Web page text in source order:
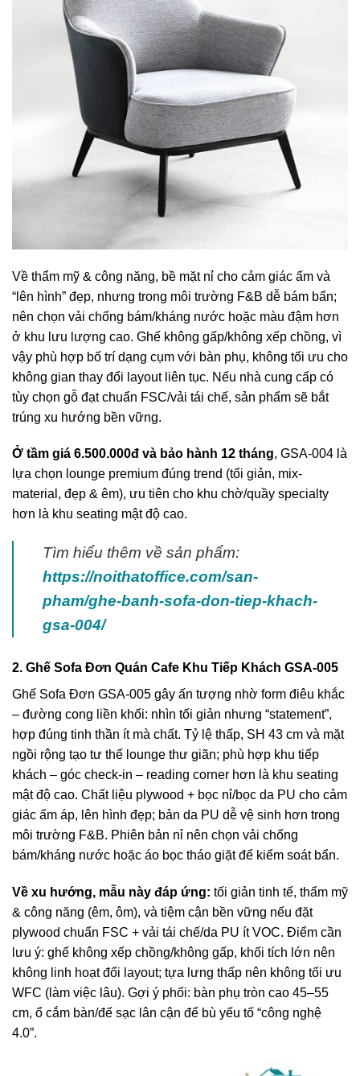
Về thẩm mỹ & công năng, bề mặt nỉ cho cảm giác ấm và
“lên hình” đẹp, nhưng trong môi trường F&B dễ bám bẩn;
nên chọn vải chống bám/kháng nước hoặc màu đậm hơn
ở khu lưu lượng cao. Ghế không gấp/không xếp chồng, vì
vậy phù hợp bố trí dạng cụm với bàn phụ, không tối ưu cho
không gian thay đổi layout liên tục. Nếu nhà cung cấp có
tùy chọn gỗ đạt chuẩn FSC/vải tái chế, sản phẩm sẽ bắt
trúng xu hướng bền vững.
Ở tầm giá 6.500.000đ và bảo hành 12 tháng, GSA-004 là
lựa chọn lounge premium đúng trend (tối giản, mix-
material, đẹp & êm), ưu tiên cho khu chờ/quầy specialty
hơn là khu seating mật độ cao.
Tìm hiểu thêm về sản phẩm:
https://noithatoffice.com/san-
pham/ghe-banh-sofa-don-tiep-khach-
gsa-004/
2. Ghế Sofa Đơn Quán Cafe Khu Tiếp Khách GSA-005
Ghế Sofa Đơn GSA-005 gây ấn tượng nhờ form điêu khắc
– đường cong liền khối: nhìn tối giản nhưng “statement”,
hợp đúng tinh thần ít mà chất. Tỷ lệ thấp, SH 43 cm và mặt
ngồi rộng tạo tư thế lounge thư giãn; phù hợp khu tiếp
khách – góc check-in – reading corner hơn là khu seating
mật độ cao. Chất liệu plywood + bọc nỉ/bọc da PU cho cảm
giác ấm áp, lên hình đẹp; bản da PU dễ vệ sinh hơn trong
môi trường F&B. Phiên bản nỉ nên chọn vải chống
bám/kháng nước hoặc áo bọc tháo giặt để kiểm soát bẩn.
Về xu hướng, mẫu này đáp ứng: tối giản tinh tế, thẩm mỹ
& công năng (êm, ôm), và tiệm cận bền vững nếu đặt
plywood chuẩn FSC + vải tái chế/da PU ít VOC. Điểm cần
lưu ý: ghế không xếp chồng/không gấp, khối tích lớn nên
không linh hoạt đổi layout; tựa lưng thấp nên không tối ưu
WFC (làm việc lâu). Gợi ý phối: bàn phụ tròn cao 45–55
cm, ổ cắm bàn/đế sạc lân cận để bù yếu tố “công nghệ
4.0”.